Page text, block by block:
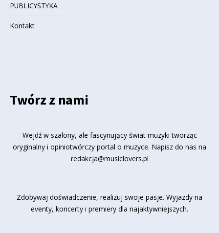
PUBLICYSTYKA
Kontakt
Twórz z nami
Wejdź w szalony, ale fascynujący świat muzyki tworząc
oryginalny i opiniotwórczy portal o muzyce. Napisz do nas na
redakcja@musiclovers.pl
Zdobywaj doświadczenie, realizuj swoje pasje. Wyjazdy na
eventy, koncerty i premiery dla najaktywniejszych.